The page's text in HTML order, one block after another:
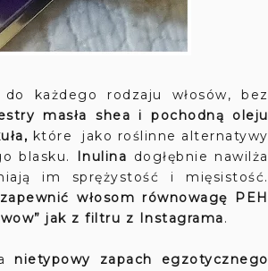
każdego rodzaju włosów, bez
masła shea i pochodną oleju
które jako roślinne alternatywy
blasku.
Inulina dogłębnie nawilża
im sprężystość i mięsistość.
włosom równowagę PEH
jak z filtru z Instagrama.
nietypowy zapach egzotycznego